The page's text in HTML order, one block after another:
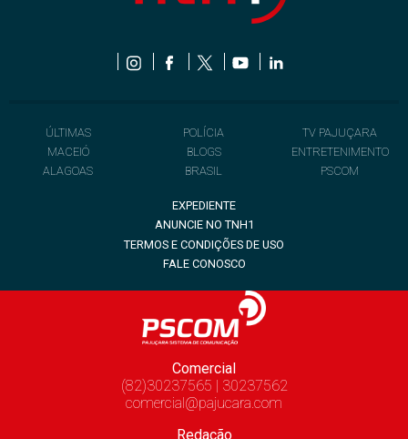
ÚLTIMAS
MACEIÓ
ALAGOAS
POLÍCIA
BLOGS
BRASIL
TV PAJUÇARA
ENTRETENIMENTO
PSCOM
EXPEDIENTE
ANUNCIE NO TNH1
TERMOS E CONDIÇÕES DE USO
FALE CONOSCO
Comercial
(82)30237565 | 30237562
comercial@pajucara.com
Redação